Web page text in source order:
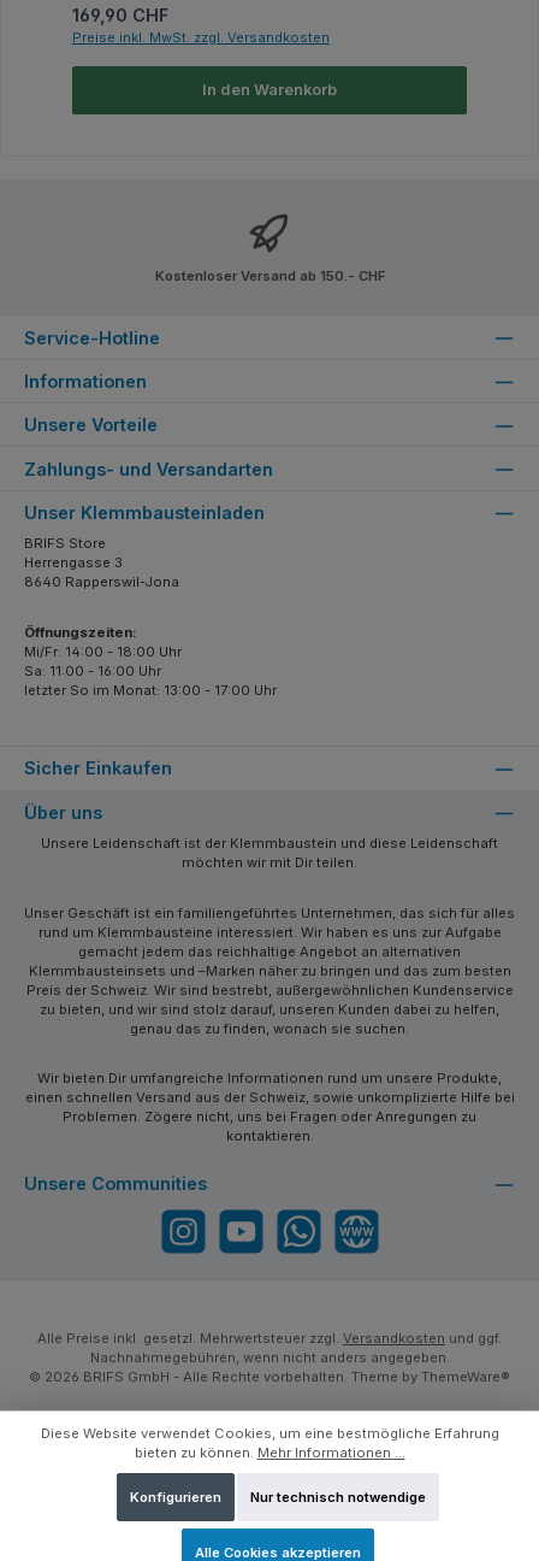
Regulärer Preis:
169,90 CHF
Preise inkl. MwSt. zzgl. Versandkosten
In den Warenkorb
Kostenloser Versand ab 150.- CHF
Service-Hotline
Informationen
Unsere Vorteile
Zahlungs- und Versandarten
Sicher Einkaufen
Unser Klemmbausteinladen
BRIFS Store
Herrengasse 3
8640 Rapperswil-Jona
Öffnungszeiten:
Mi/Fr: 14:00 - 18:00 Uhr
Sa: 11:00 - 16:00 Uhr
letzter So im Monat: 13:00 - 17:00 Uhr
Über uns
Unsere Leidenschaft ist der Klemmbaustein und diese Leidenschaft
möchten wir mit Dir teilen.
Unser Geschäft ist ein familiengeführtes Unternehmen, das sich für alles
rund um Klemmbausteine interessiert. Wir haben es uns zur Aufgabe
gemacht jedem das reichhaltige Angebot an alternativen
Klemmbausteinsets und –Marken näher zu bringen und das zum besten
Preis der Schweiz. Wir sind bestrebt, außergewöhnlichen Kundenservice
zu bieten, und wir sind stolz darauf, unseren Kunden dabei zu helfen,
genau das zu finden, wonach sie suchen.
Wir bieten Dir umfangreiche Informationen rund um unsere Produkte,
einen schnellen Versand aus der Schweiz, sowie unkomplizierte Hilfe bei
Problemen. Zögere nicht, uns bei Fragen oder Anregungen zu
kontaktieren.
Unsere Communities
Instagram YouTube WhatsApp Website
Alle Preise inkl. gesetzl. Mehrwertsteuer zzgl. Versandkosten und ggf.
Nachnahmegebühren, wenn nicht anders angegeben.
© 2026 BRIFS GmbH - Alle Rechte vorbehalten. Theme by ThemeWare®
Diese Website verwendet Cookies, um eine bestmögliche Erfahrung
bieten zu können. Mehr Informationen ...
Nur technisch notwendige
Konfigurieren
Alle Cookies akzeptieren